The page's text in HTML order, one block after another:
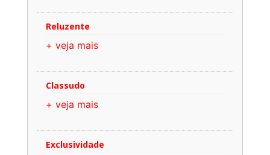
Reluzente
+ veja mais
Classudo
+ veja mais
Exclusividade